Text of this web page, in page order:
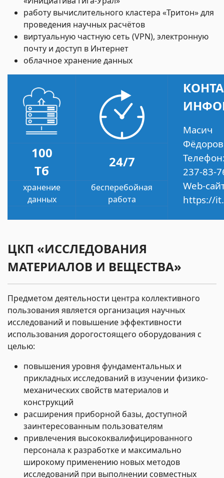
работу вычислительного кластера «Тритон» для
проведения научных расчётов
виртуальную частную сеть (VPN), электронную
почту и доступ в Интернет
облачное хранение данных
Масич
237-83-
Web-
https://
100
Тб
24/7
хранение
данных
бесперебойная
работа
ЦКП «ИССЛЕДОВАНИЯ
МАТЕРИАЛОВ И ВЕЩЕСТВА»
Предметом деятельности центра коллективного
пользования является организация научных
исследований и повышение эффективности
использования дорогостоящего оборудования с
целью:
повышения уровня фундаментальных и
прикладных исследований в изучении физико-
механических свойств материалов и
конструкций
расширения приборной базы, доступной
заинтересованным пользователям
привлечения высококвалифицированного
персонала к разработке и максимально
широкому применению новых методов
исследований при выполнении совместных